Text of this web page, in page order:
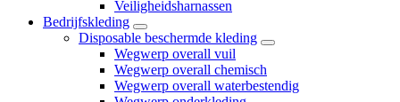
Veiligheidsharnassen
Bedrijfskleding
Disposable beschermde kleding
Wegwerp overall vuil
Wegwerp overall chemisch
Wegwerp overall waterbestendig